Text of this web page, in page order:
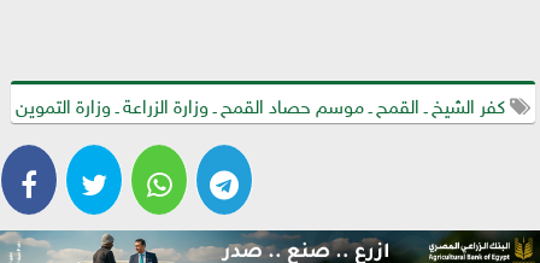
كفر الشيخ ـ القمح ـ موسم حصاد القمح ـ وزارة الزراعة ـ وزارة التموين